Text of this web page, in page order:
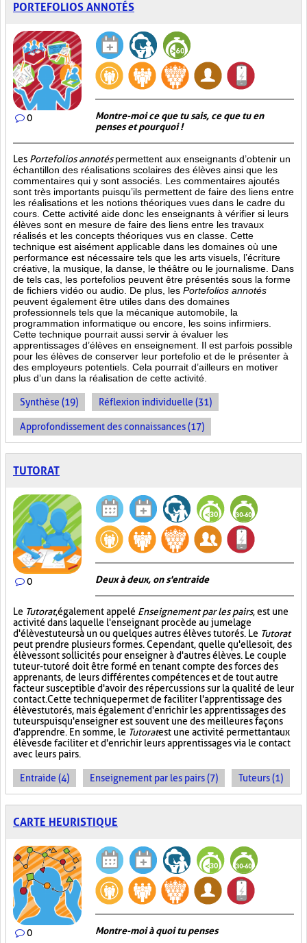
PORTEFOLIOS ANNOTÉS
0
Montre-moi ce que tu sais, ce que tu en
penses et pourquoi !
Les Portefolios annotés permettent aux enseignants d’obtenir un
échantillon des réalisations scolaires des élèves ainsi que les
commentaires qui y sont associés. Les commentaires ajoutés
sont très importants puisqu’ils permettent de faire des liens entre
les réalisations et les notions théoriques vues dans le cadre du
cours. Cette activité aide donc les enseignants à vérifier si leurs
élèves sont en mesure de faire des liens entre les travaux
réalisés et les concepts théoriques vus en classe. Cette
technique est aisément applicable dans les domaines où une
performance est nécessaire tels que les arts visuels, l’écriture
créative, la musique, la danse, le théâtre ou le journalisme. Dans
de tels cas, les portefolios peuvent être présentés sous la forme
de fichiers vidéo ou audio. De plus, les Portefolios annotés
peuvent également être utiles dans des domaines
professionnels tels que la mécanique automobile, la
programmation informatique ou encore, les soins infirmiers.
Cette technique pourrait aussi servir à évaluer les
apprentissages d’élèves en enseignement. Il est parfois possible
pour les élèves de conserver leur portefolio et de le présenter à
des employeurs potentiels. Cela pourrait d’ailleurs en motiver
plus d’un dans la réalisation de cette activité.
Synthèse (19) Réflexion individuelle (31)
Approfondissement des connaissances (17)
TUTORAT
0 Deux à deux, on s'entraide
Le Tutorat, également appelé Enseignement par les pairs, est une
activité dans laquelle l'enseignant procède au jumelage
d'élèves tuteurs à un ou quelques autres élèves tutorés. Le Tutorat
peut prendre plusieurs formes. Cependant, quelle qu'elle soit, des
élèves sont sollicités pour enseigner à d'autres élèves. Le couple
tuteur-tutoré doit être formé en tenant compte des forces des
apprenants, de leurs différentes compétences et de tout autre
facteur susceptible d'avoir des répercussions sur la qualité de leur
contact. Cette technique permet de faciliter l'apprentissage des
élèves tutorés, mais également d'enrichir les apprentissages des
tuteurs puisqu'enseigner est souvent une des meilleures façons
d'apprendre. En somme, le Tutoratest une activité permettant aux
élèves de faciliter et d'enrichir leurs apprentissages via le contact
avec leurs pairs.
Entraide (4) Enseignement par les pairs (7) Tuteurs (1)
CARTE HEURISTIQUE
0 Montre-moi à quoi tu penses